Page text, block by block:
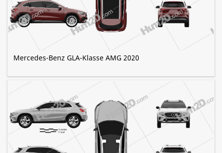
Mercedes-Benz GLA-Klasse AMG 2020